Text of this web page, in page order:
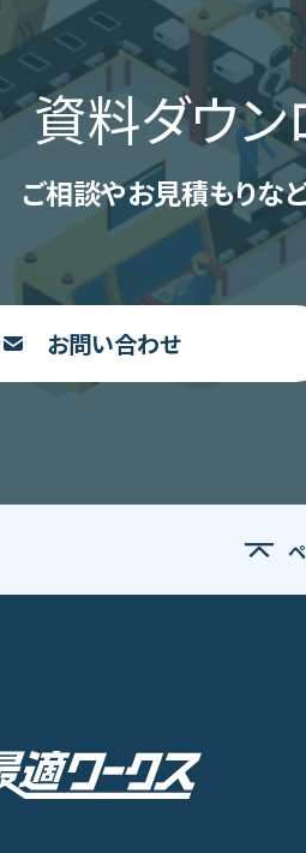
資料ダウン
ご相談やお見積もりなど
お問い合わせ